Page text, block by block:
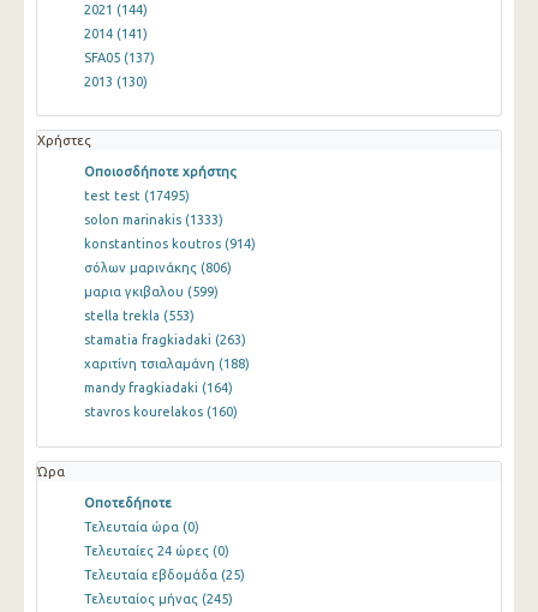
2021 (144)
2014 (141)
SFA05 (137)
2013 (130)
Χρήστες
Οποιοσδήποτε χρήστης
test test (17495)
solon marinakis (1333)
konstantinos koutros (914)
σόλων μαρινάκης (806)
μαρια γκιβαλου (599)
stella trekla (553)
stamatia fragkiadaki (263)
χαριτίνη τσιαλαμάνη (188)
mandy fragkiadaki (164)
stavros kourelakos (160)
Ώρα
Οποτεδήποτε
Τελευταία ώρα (0)
Τελευταίες 24 ώρες (0)
Τελευταία εβδομάδα (25)
Τελευταίος μήνας (245)